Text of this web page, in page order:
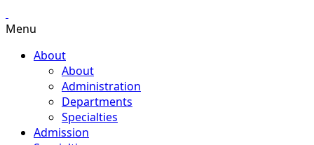
Menu
About
About
Administration
Departments
Specialties
Admission